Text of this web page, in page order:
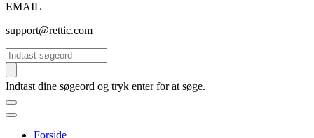
EMAIL
support@rettic.com
Søg
Indtast dine søgeord og tryk enter for at søge.
Forside